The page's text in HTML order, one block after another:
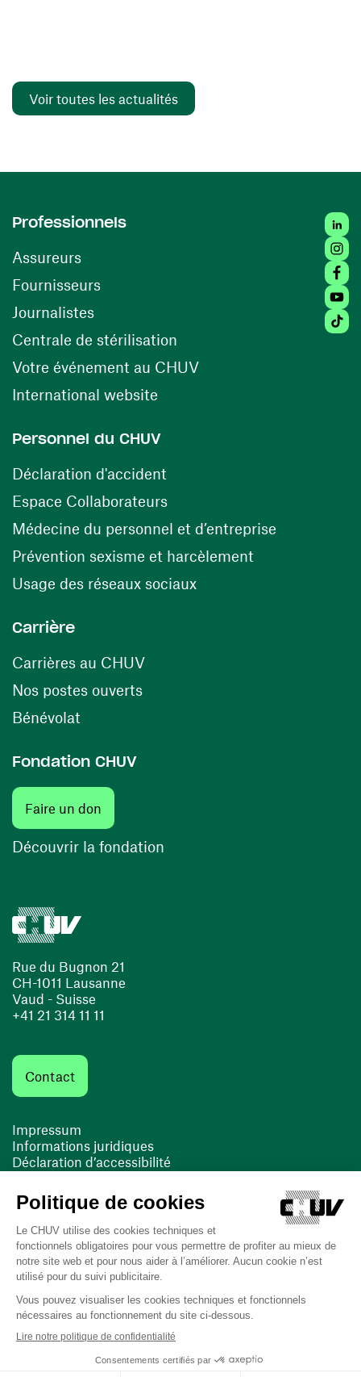
Voir toutes les actualités
Rue du Bugnon 21
CH-1011 Lausanne
Vaud - Suisse
+41 21 314 11 11
Contact
Impressum
Informations juridiques
Déclaration d’accessibilité
Cookies
(ouvre une nouvelle fenêtre)
(ouvre une nouvelle fenêtre)
Professionnels
Assureurs
Fournisseurs(ouvre une nouvelle fenêtre)
Journalistes
Centrale de stérilisation (ouvre une nouvelle
Votre événement au CHUV(ouvre une nouvelle
International website
Personnel du CHUV
Déclaration d'accident
Espace Collaborateurs(ouvre une nouvelle fenêtre)
Médecine du personnel et d’entreprise
Prévention sexisme et harcèlement
Usage des réseaux sociaux(ouvre une nouvelle
Carrière
Carrières au CHUV(ouvre une nouvelle fenêtre)
Nos postes ouverts(ouvre une nouvelle fenêtre)
Bénévolat
Fondation CHUV
Faire un don
Découvrir la fondation